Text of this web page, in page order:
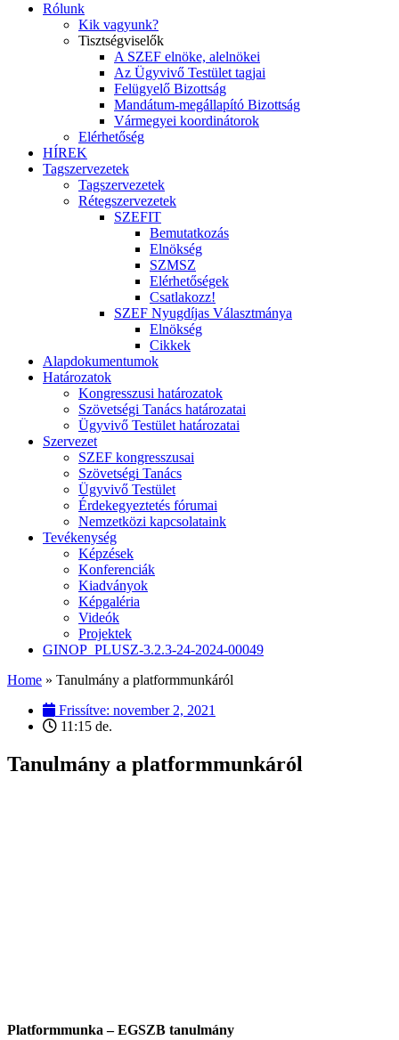
Rólunk
Kik vagyunk?
Tisztségviselők
A SZEF elnöke, alelnökei
Az Ügyvivő Testület tagjai
Felügyelő Bizottság
Mandátum-megállapító Bizottság
Vármegyei koordinátorok
Elérhetőség
HÍREK
Tagszervezetek
Tagszervezetek
Rétegszervezetek
SZEFIT
Bemutatkozás
Elnökség
SZMSZ
Elérhetőségek
Csatlakozz!
SZEF Nyugdíjas Választmánya
Elnökség
Cikkek
Alapdokumentumok
Határozatok
Kongresszusi határozatok
Szövetségi Tanács határozatai
Ügyvivő Testület határozatai
Szervezet
SZEF kongresszusai
Szövetségi Tanács
Ügyvivő Testület
Érdekegyeztetés fórumai
Nemzetközi kapcsolataink
Tevékenység
Képzések
Konferenciák
Kiadványok
Képgaléria
Videók
Projektek
GINOP_PLUSZ-3.2.3-24-2024-00049
Home » Tanulmány a platformmunkáról
Frissítve: november 2, 2021
11:15 de.
Tanulmány a platformmunkáról
Platformmunka – EGSZB tanulmány